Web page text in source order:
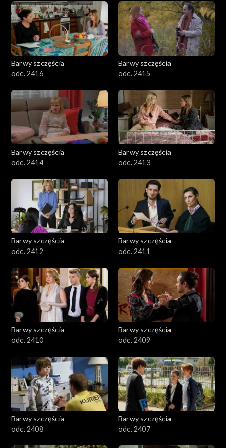
Barwy szczęścia
odc. 2416
Barwy szczęścia
odc. 2415
Barwy szczęścia
odc. 2414
Barwy szczęścia
odc. 2413
Barwy szczęścia
odc. 2412
Barwy szczęścia
odc. 2411
Barwy szczęścia
odc. 2410
Barwy szczęścia
odc. 2409
Barwy szczęścia
odc. 2408
Barwy szczęścia
odc. 2407